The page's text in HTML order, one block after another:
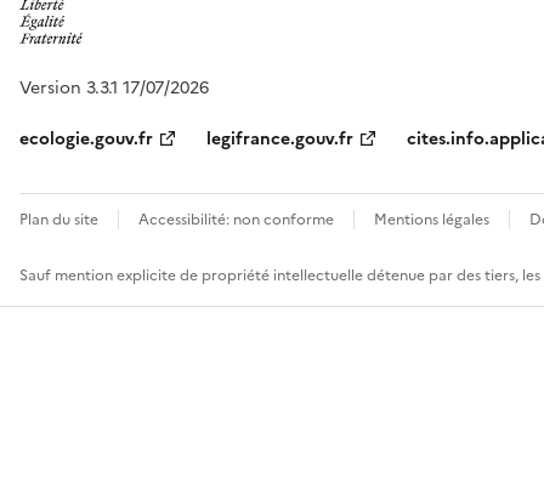
Version 3.3.1 17/07/2026
ecologie.gouv.fr
legifrance.gouv.fr
Plan du site Accessibilité: non conforme Mentions légales
Sauf mention explicite de propriété intellectuelle détenue par des tiers,